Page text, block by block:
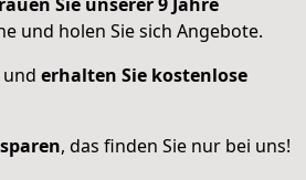
und holen Sie sich Angebote.
und erhalten Sie kostenlose
, das finden Sie nur bei uns!